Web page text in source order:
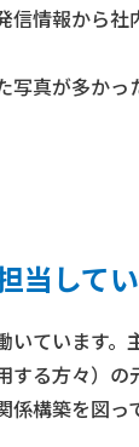
信情報から
真が多かっ
当して
ています
る方々）
構築を図っ